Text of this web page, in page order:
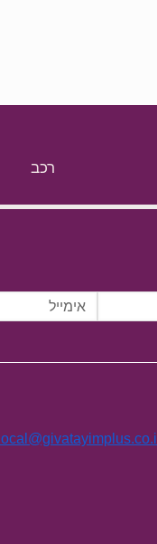
רכב
local@givatayimplus.co.il